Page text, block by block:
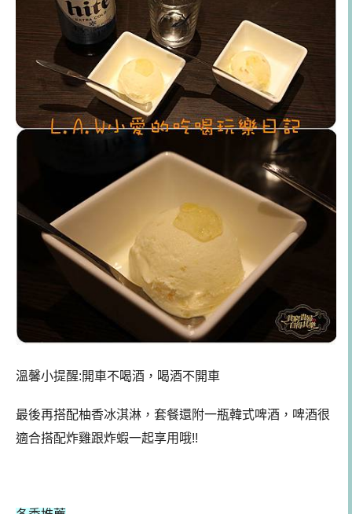
溫馨小提醒:開車不喝酒，喝酒不開車
最後再搭配柚香冰淇淋，套餐還附一瓶韓式啤酒，啤酒很
適合搭配炸雞跟炸蝦一起享用哦!!